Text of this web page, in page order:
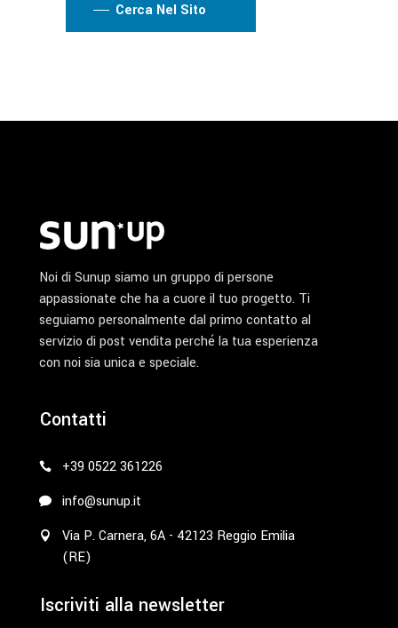
Cerca Nel Sito
Noi di Sunup siamo un gruppo di persone
appassionate che ha a cuore il tuo progetto. Ti
seguiamo personalmente dal primo contatto al
servizio di post vendita perché la tua esperienza
con noi sia unica e speciale.
Contatti
+39 0522 361226
info@sunup.it
Via P. Carnera, 6A - 42123 Reggio Emilia
(RE)
Iscriviti alla newsletter